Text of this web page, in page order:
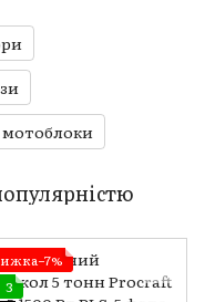
мотоблоки
3